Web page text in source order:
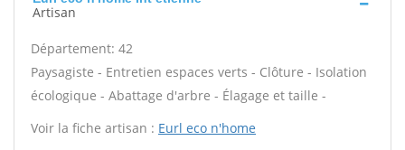
Artisan
Département: 42
Paysagiste - Entretien espaces verts - Clôture - Isolation
écologique - Abattage d'arbre - Élagage et taille -
Voir la fiche artisan : Eurl eco n'home